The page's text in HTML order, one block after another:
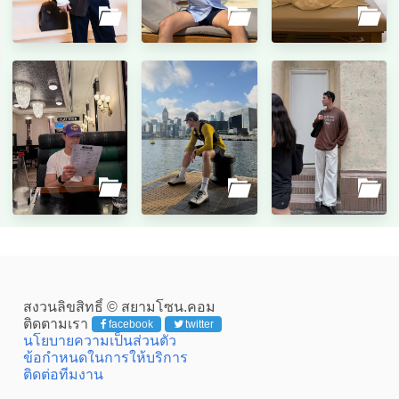
สงวนลิขสิทธิ์ © สยามโซน.คอม
ติดตามเรา
facebook twitter
นโยบายความเป็นส่วนตัว
ข้อกำหนดในการให้บริการ
ติดต่อทีมงาน